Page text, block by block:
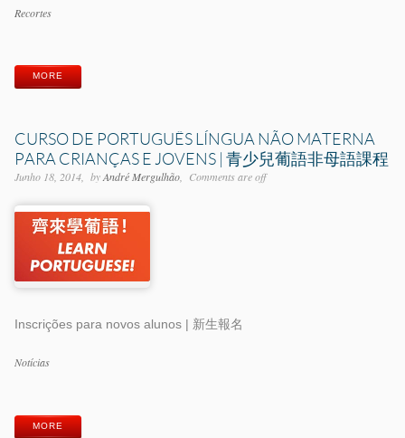
Categorias
Recortes
MORE
CURSO DE PORTUGUÊS LÍNGUA NÃO MATERNA
PARA CRIANÇAS E JOVENS | 青少兒葡語非母語課程
Junho 18, 2014 byAndré Mergulhão Comments are off
Inscrições para novos alunos | 新生報名
Categorias
Notícias
MORE